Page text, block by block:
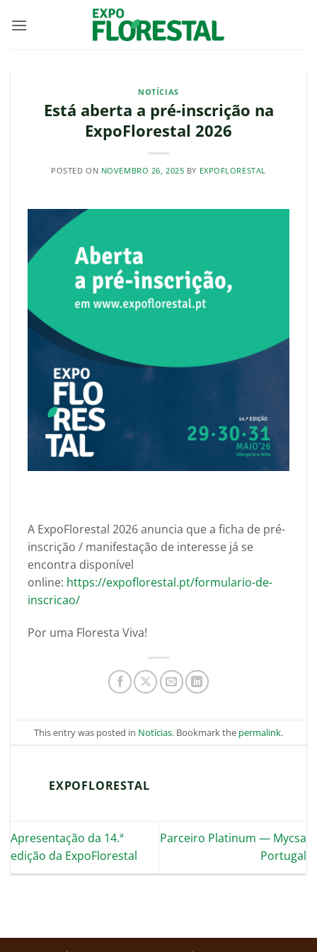
NOTÍCIAS
Está aberta a pré-inscrição na
ExpoFlorestal 2026
POSTED ON NOVEMBRO 26, 2025 BY EXPOFLORESTAL
A ExpoFlorestal 2026 anuncia que a ficha de pré-
inscrição / manifestação de interesse já se
encontra disponível
online: https://expoflorestal.pt/formulario-de-
inscricao/
Por uma Floresta Viva!
This entry was posted in Notícias. Bookmark the permalink.
EXPOFLORESTAL
Apresentação da 14.ª
edição da ExpoFlorestal
Parceiro Platinum — Mycsa
Portugal